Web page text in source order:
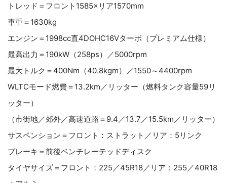
トレッド＝フロント1585×リア1570mm
車重＝1630kg
エンジン＝1998cc直4DOHC16Vターボ（プレミアム仕様）
最高出力＝190kW（258ps）／5000rpm
最大トルク＝400Nm（40.8kgm）／1550～4400rpm
WLTCモード燃費＝13.2km／リッター（燃料タンク容量59リ
ッター）
（市街地／郊外／高速道路＝9.4／13.7／15.5km／リッター）
サスペンション＝フロント：ストラット／リア：5リンク
ブレーキ＝前後ベンチレーテッドディスク
タイヤサイズ＝フロント：225／45R18／リア：255／40R18